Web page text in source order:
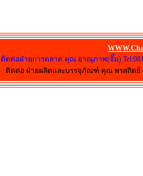
ติดต่อฝ่ายการตลาด คุณ อาณุภาพ(จั๊ม) Tel:081-
ติดต่อ ฝ่ายผลิตและบรรจุภัณฑ์ คุณ พรสถิตย์ (เ